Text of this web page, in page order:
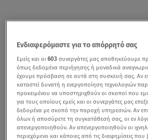
Ενδιαφερόμαστε για το απόρρητό σας
Εμείς και οι603 συνεργάτες μας αποθηκεύουμε
όπως δεδομένα περιήγησης ή μοναδικά
έχουμε πρόσβαση σε αυτά στη συσκευή σας. Αν
καταστεί δυνατή η ενεργοποίηση τεχνολογιών
προκειμένου να υποστηριχθούν οι σκοποί που
για τους οποίους εμείς και οι συνεργάτες μας
δεδομένα με σκοπό την παροχή υπηρεσιών. Αν
όλων ή αποσύρετε τη συγκατάθεσή σας, οι εν
απενεργοποιηθούν. Αν απενεργοποιηθούν οι
περιεχόμενο και κάποιες από τις διαφημίσεις που